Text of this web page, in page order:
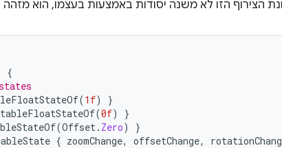
הצירוף הזו לא משנה יסודות באמצעות בעצמו, הוא
{
(1f)
}
(0f)
}
(Offset. Zero)
}
{ zoomChange, offsetChange,